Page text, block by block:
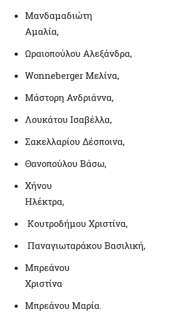
Μανδαμαδιώτη
Αμαλία,
Ωραιοπούλου Αλεξάνδρα,
Wonneberger Μελίνα,
Μάστορη Ανδριάννα,
Λουκάτου Ισαβέλλα,
Σακελλαρίου Δέσποινα,
Θανοπούλου Βάσω,
Χήνου
Ηλέκτρα,
Κουτροδήμου Χριστίνα,
Παναγιωταράκου Βασιλική,
Μπρεάνου
Χριστίνα
Μπρεάνου Μαρία.